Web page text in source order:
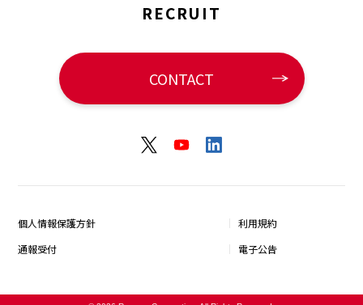
RECRUIT
CONTACT
個人情報保護方針
利用規約
通報受付
電子公告